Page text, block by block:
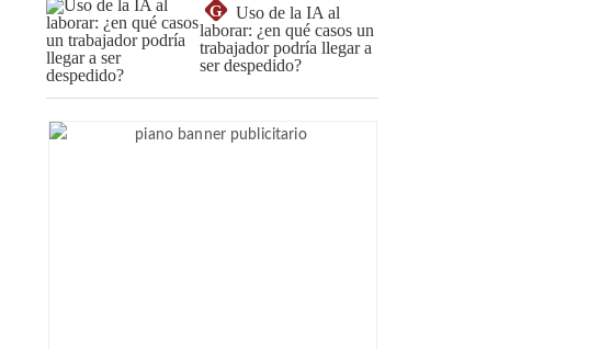
G
Uso de la IA al
laborar: ¿en qué casos un
trabajador podría llegar a
ser despedido?